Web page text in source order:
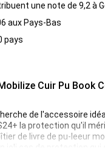
une note de 9,2 à
aux Pays-Bas
pays
Cuir Pu Book
de l'accessoire
la protection qu'il
de livre de pu-leeur